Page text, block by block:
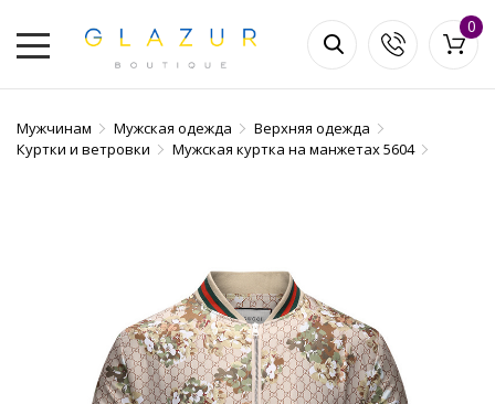
0
Мужчинам Мужская одежда
Верхняя одежда
Куртки и ветровки
Мужская куртка на манжетах 5604